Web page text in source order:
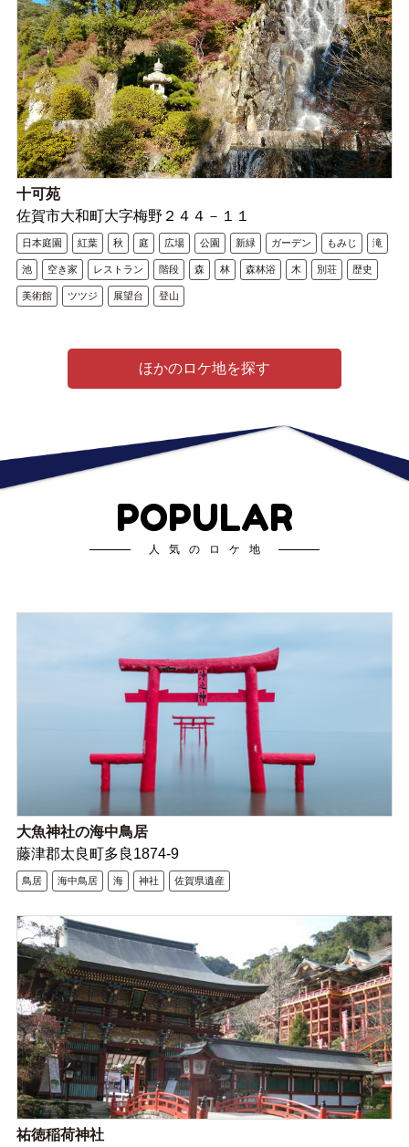
十可苑
佐賀市大和町大字梅野２４４－１１
日本庭園 紅葉 秋 庭 広場 公園 新緑 ガーデン もみじ 滝
池 空き家 レストラン 階段 森 林 森林浴 木 別荘 歴史
美術館 ツツジ 展望台 登山
ほかのロケ地を探す
POPULAR
人気のロケ地
大魚神社の海中鳥居
藤津郡太良町多良1874-9
鳥居 海中鳥居 海 神社 佐賀県遺産
祐徳稲荷神社